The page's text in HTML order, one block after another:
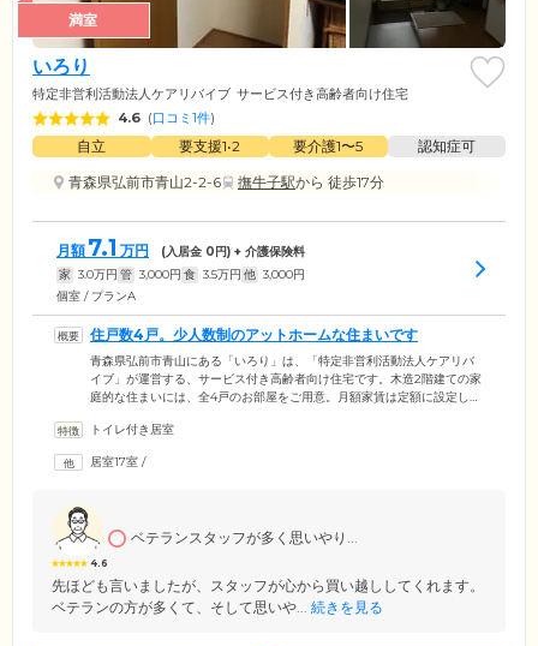
満室
いろり
特定非営利活動法人ケアリバイブ サービス付き高齢者向け住宅
4.6 (口コミ1件)
自立 要支援1•2 要介護1〜5
認知症可
青森県弘前市青山2-2-6
撫牛子駅から 徒歩17分
月額 7.1 万円 (入居金 0円) + 介護保険料
家 3.0万円 管 3,000円 食 3.5万円 他 3,000円
個室 / プランA
住戸数4戸。少人数制のアットホームな住まいです
青森県弘前市青山にある「いろり」は、「特定非営利活動法人ケアリバ
イブ」が運営する、サービス付き高齢者向け住宅です。木造2階建ての家
庭的な住まいには、全4戸のお部屋をご用意。月額家賃は定額に設定して
ます。ご入居者様それぞれのペースで、思いおもいにお過ごしくださ
て緊急通報装置を完備。プライベートな空間でも、急な体調不良やお困
トイレ付き居室
居室17室 /
4.6
ベテランスタッフが多く思いやり...
先ほども言いましたが、スタッフが心から買い越ししてくれます。
ベテランの方が多くて、そして思いや... 続きを見る